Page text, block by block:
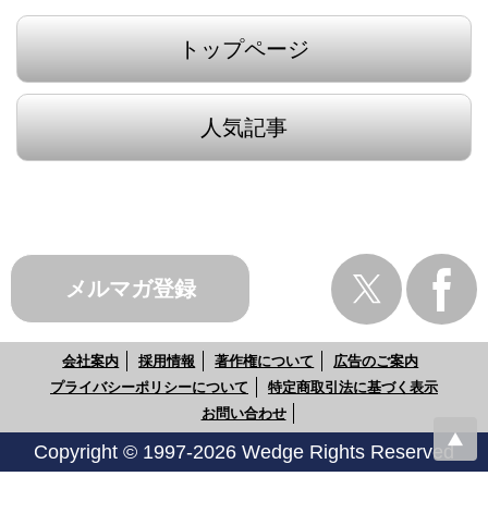
トップページ
人気記事
メルマガ登録
会社案内 採用情報 著作権について
広告のご案内
プライバシーポリシーについて
特定商取引法に基づく表示
お問い合わせ
Copyright © 1997-2026 Wedge Rights Reserved